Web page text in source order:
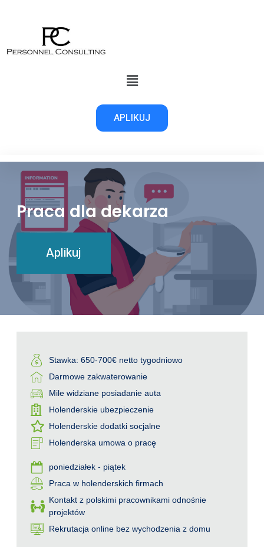
APLIKUJ
Praca dla dekarza
Aplikuj
Stawka: 650-700€ netto tygodniowo
Darmowe zakwaterowanie
Mile widziane posiadanie auta
Holenderskie ubezpieczenie
Holenderskie dodatki socjalne
Holenderska umowa o pracę
poniedziałek - piątek
Praca w holenderskich firmach
Kontakt z polskimi pracownikami odnośnie
projektów
Rekrutacja online bez wychodzenia z domu